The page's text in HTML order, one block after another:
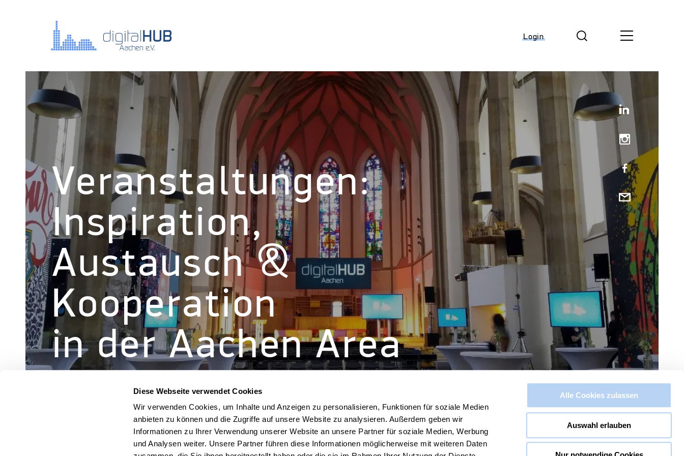
Diese Webseite verwendet Cookies
Wir verwenden Cookies, um Inhalte und Anzeigen zu personalisieren, Funktionen für soziale Medien
anbieten zu können und die Zugriffe auf unsere Website zu analysieren. Außerdem geben wir
Informationen zu Ihrer Verwendung unserer Website an unsere Partner für soziale Medien, Werbung
und Analysen weiter. Unsere Partner führen diese Informationen möglicherweise mit weiteren Daten
Alle Cookies zulassen
Auswahl erlauben
Login
Veranstaltungen:
Inspiration,
Austausch &
Kooperation
in der Aachen Area